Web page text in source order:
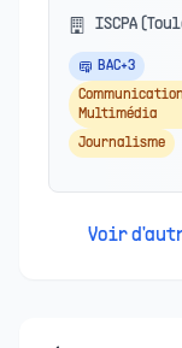
ISCPA
BAC+3
Multimédia
Journalisme
Voir